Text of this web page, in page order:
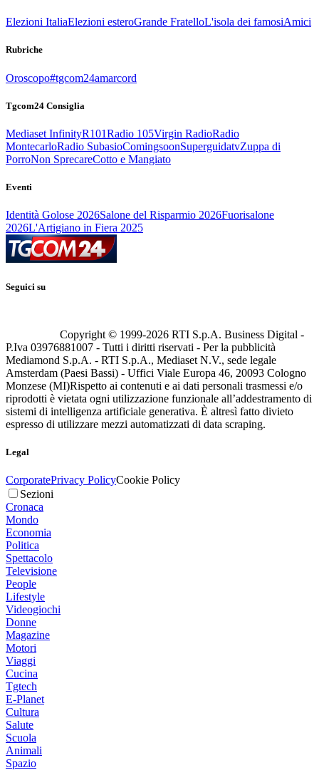
Elezioni ItaliaElezioni esteroGrande FratelloL'isola dei famosiAmici
Rubriche
Oroscopo#tgcom24amarcord
Tgcom24 Consiglia
Mediaset InfinityR101Radio 105Virgin RadioRadio
MontecarloRadio SubasioComingsoonSuperguidatvZuppa di
PorroNon SprecareCotto e Mangiato
Eventi
Identità Golose 2026Salone del Risparmio 2026Fuorisalone
2026L'Artigiano in Fiera 2025
Seguici su
Copyright © 1999-2026 RTI S.p.A. Business Digital -
P.Iva 03976881007 - Tutti i diritti riservati - Per la pubblicità
Mediamond S.p.A. - RTI S.p.A., Mediaset N.V., sede legale
Amsterdam (Paesi Bassi) - Uffici Viale Europa 46, 20093 Cologno
Monzese (MI)Rispetto ai contenuti e ai dati personali trasmessi e/o
riprodotti è vietata ogni utilizzazione funzionale all’addestramento di
sistemi di intelligenza artificiale generativa. È altresì fatto divieto
espresso di utilizzare mezzi automatizzati di data scraping.
Legal
CorporatePrivacy PolicyCookie Policy
Sezioni
Cronaca
Mondo
Economia
Politica
Spettacolo
Televisione
People
Lifestyle
Videogiochi
Donne
Magazine
Motori
Viaggi
Cucina
Tgtech
E-Planet
Cultura
Salute
Scuola
Animali
Spazio